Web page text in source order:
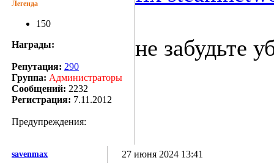
Легенда
150
Награды:
Репутация: 290
Группа: Администраторы
Сообщений: 2232
Регистрация: 7.11.2012
Предупреждения:
не забудьте
savenmax 27 июня 2024 13:41